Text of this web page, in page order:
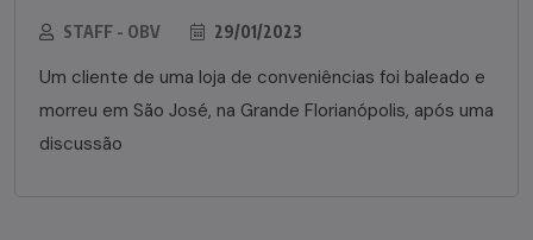
STAFF - OBV 29/01/2023
Um cliente de uma loja de conveniências foi baleado e
morreu em São José, na Grande Florianópolis, após uma
discussão